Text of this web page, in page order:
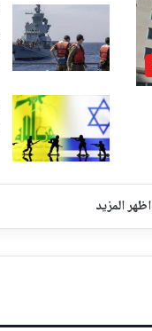
اظهر المزيد